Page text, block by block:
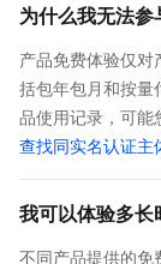
为什么我无法参
产品免费体验仅
括包年包月和按量
品使用记录，可能
查找同实名认证主
我可以体验多长
不同产品提供的免